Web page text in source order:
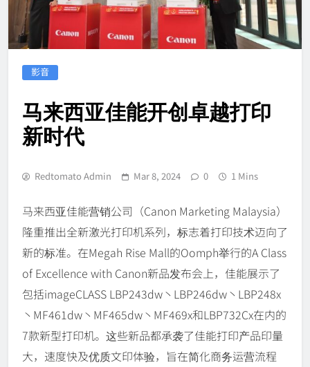
影音
马来西亚佳能开创卓越打印
新时代
Redtomato Admin Mar 8, 2024 0 1 Mins
马来西亚佳能营销公司（Canon Marketing Malaysia）
隆重推出全新激光打印机系列，标志着打印技术迈向了
新的标准。在Megah Rise Mall的Oomph举行的A Class
of Excellence with Canon新品发布会上，佳能展示了
包括imageCLASS LBP243dw丶LBP246dw丶LBP248x
丶MF461dw丶MF465dw丶MF469x和LBP732Cx在内的
7款新型打印机。这些新品都承袭了佳能打印产品印量
大，速度快及优质文印体验，旨在简化商务运营流程